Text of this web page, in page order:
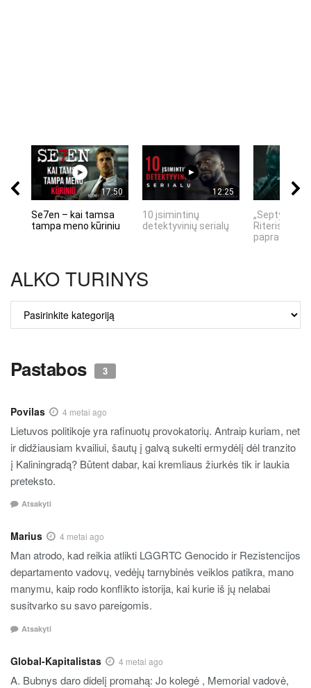
17:50
Se7en – kai tamsa
tampa meno kūriniu
12:25
10 įsimintinų
detektyvinių serialų
„Septynių
Riteris" – kai
ALKO TURINYS
TURINYS
Pastabos 3
Povilas 4 metai ago
Lietuvos politikoje yra rafinuotų provokatorių. Antraip kuriam, net
ir didžiausiam kvailiui, šautų į galvą sukelti ermydėlį dėl tranzito
į Kaliningradą? Būtent dabar, kai kremliaus žiurkės tik ir laukia
preteksto.
Atsakyti
Marius 4 metai ago
Man atrodo, kad reikia atlikti LGGRTC Genocido ir Rezistencijos
departamento vadovų, vedėjų tarnybinės veiklos patikra, mano
manymu, kaip rodo konflikto istorija, kai kurie iš jų nelabai
susitvarko su savo pareigomis.
Atsakyti
Global-Kapitalistas 4 metai ago
A. Bubnys daro didelį promahą: Jo kolegė , Memorial vadovė,